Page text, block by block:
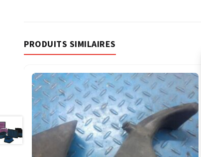
PRODUITS SIMILAIRES